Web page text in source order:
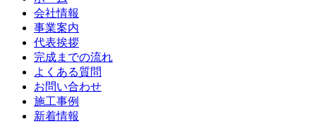
会社情報
事業案内
代表挨拶
完成までの流れ
よくある質問
お問い合わせ
施工事例
新着情報